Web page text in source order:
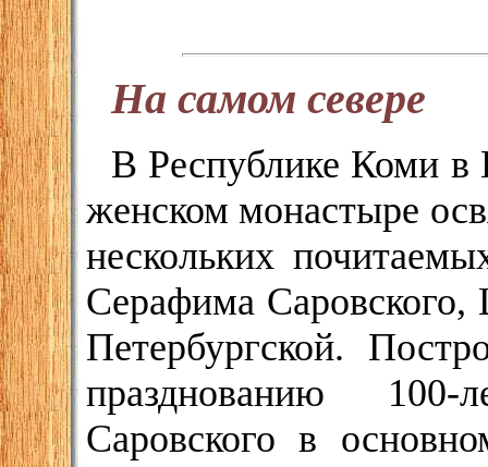
На самом севере
В Республике Коми в
женском монастыре
нескольких
Серафима
Петербургской.
празднованию 100-
Саровского в